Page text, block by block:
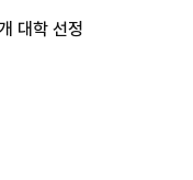
대학 선정